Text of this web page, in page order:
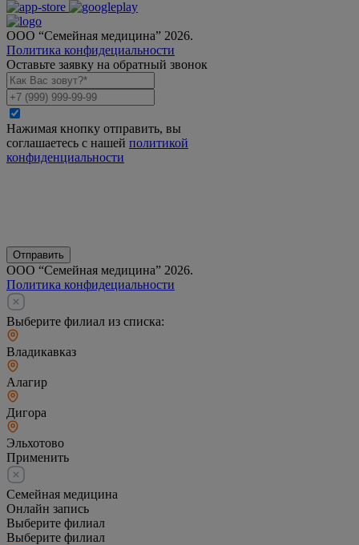
ООО “Семейная медицина” 2026.
Политика конфидециальности
Оставьте заявку на обратный звонок
Нажимая кнопку отправить, вы
соглашаетесь с нашей политикой
конфиденциальности
Отправить
ООО “Семейная медицина” 2026.
Политика конфидециальности
Выберите филиал из списка:
Владикавказ
Алагир
Дигора
Эльхотово
Применить
Семейная медицина
Онлайн запись
Выберите филиал
Выберите филиал